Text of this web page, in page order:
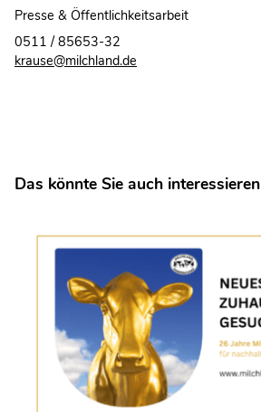
Presse & Öffentlichkeitsarbeit
0511 / 85653-32
krause@milchland.de
Das könnte Sie auch interessieren